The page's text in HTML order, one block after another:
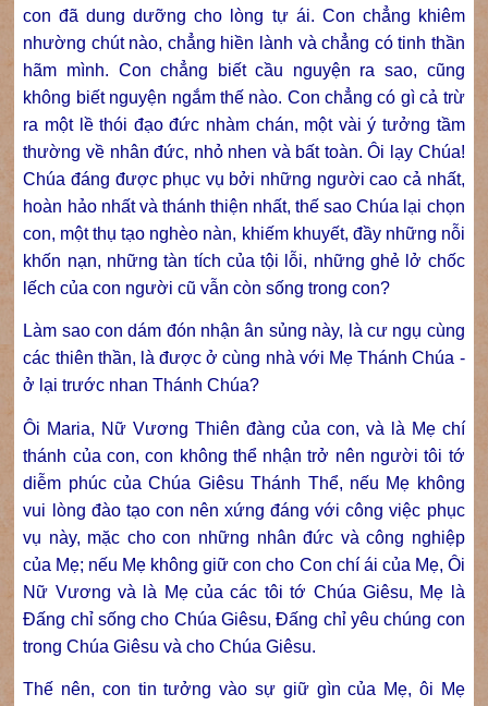
con đã dung dưỡng cho lòng tự ái. Con chẳng khiêm
nhường chút nào, chẳng hiền lành và chẳng có tinh thần
hãm mình. Con chẳng biết cầu nguyện ra sao, cũng
không biết nguyện ngắm thế nào. Con chẳng có gì cả trừ
ra một lề thói đạo đức nhàm chán, một vài ý tưởng tầm
thường về nhân đức, nhỏ nhen và bất toàn. Ôi lạy Chúa!
Chúa đáng được phục vụ bởi những người cao cả nhất,
hoàn hảo nhất và thánh thiện nhất, thế sao Chúa lại chọn
con, một thụ tạo nghèo nàn, khiếm khuyết, đầy những nỗi
khốn nạn, những tàn tích của tội lỗi, những ghẻ lở chốc
lếch của con người cũ vẫn còn sống trong con?
Làm sao con dám đón nhận ân sủng này, là cư ngụ cùng
các thiên thần, là được ở cùng nhà với Mẹ Thánh Chúa -
ở lại trước nhan Thánh Chúa?
Ôi Maria, Nữ Vương Thiên đàng của con, và là Mẹ chí
thánh của con, con không thể nhận trở nên người tôi tớ
diễm phúc của Chúa Giêsu Thánh Thể, nếu Mẹ không
vui lòng đào tạo con nên xứng đáng với công việc phục
vụ này, mặc cho con những nhân đức và công nghiệp
của Mẹ; nếu Mẹ không giữ con cho Con chí ái của Mẹ, Ôi
Nữ Vương và là Mẹ của các tôi tớ Chúa Giêsu, Mẹ là
Đấng chỉ sống cho Chúa Giêsu, Đấng chỉ yêu chúng con
trong Chúa Giêsu và cho Chúa Giêsu.
Thế nên, con tin tưởng vào sự giữ gìn của Mẹ, ôi Mẹ